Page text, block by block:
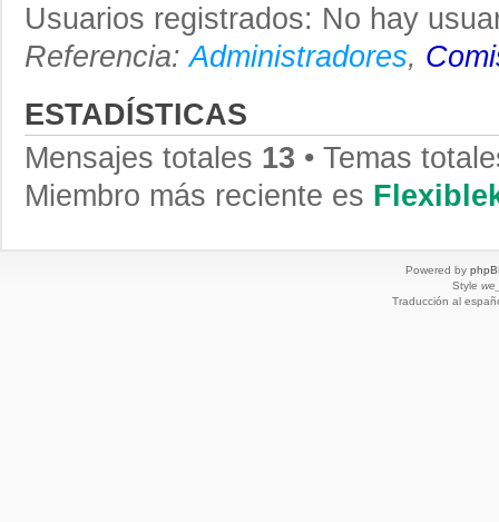
Usuarios registrados: No hay
Referencia:Administradores,
ESTADÍSTICAS
Mensajes totales 13 • Temas
Miembro más reciente es
Powered by
Style
Traducción al